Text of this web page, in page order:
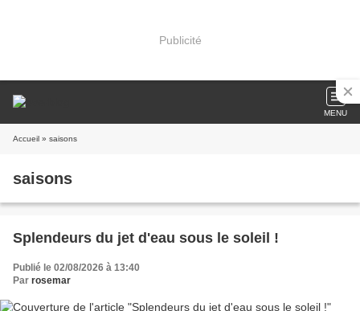
Publicité
MENU
Accueil » saisons
saisons
Splendeurs du jet d'eau sous le soleil !
Publié le 02/08/2026 à 13:40
Par rosemar